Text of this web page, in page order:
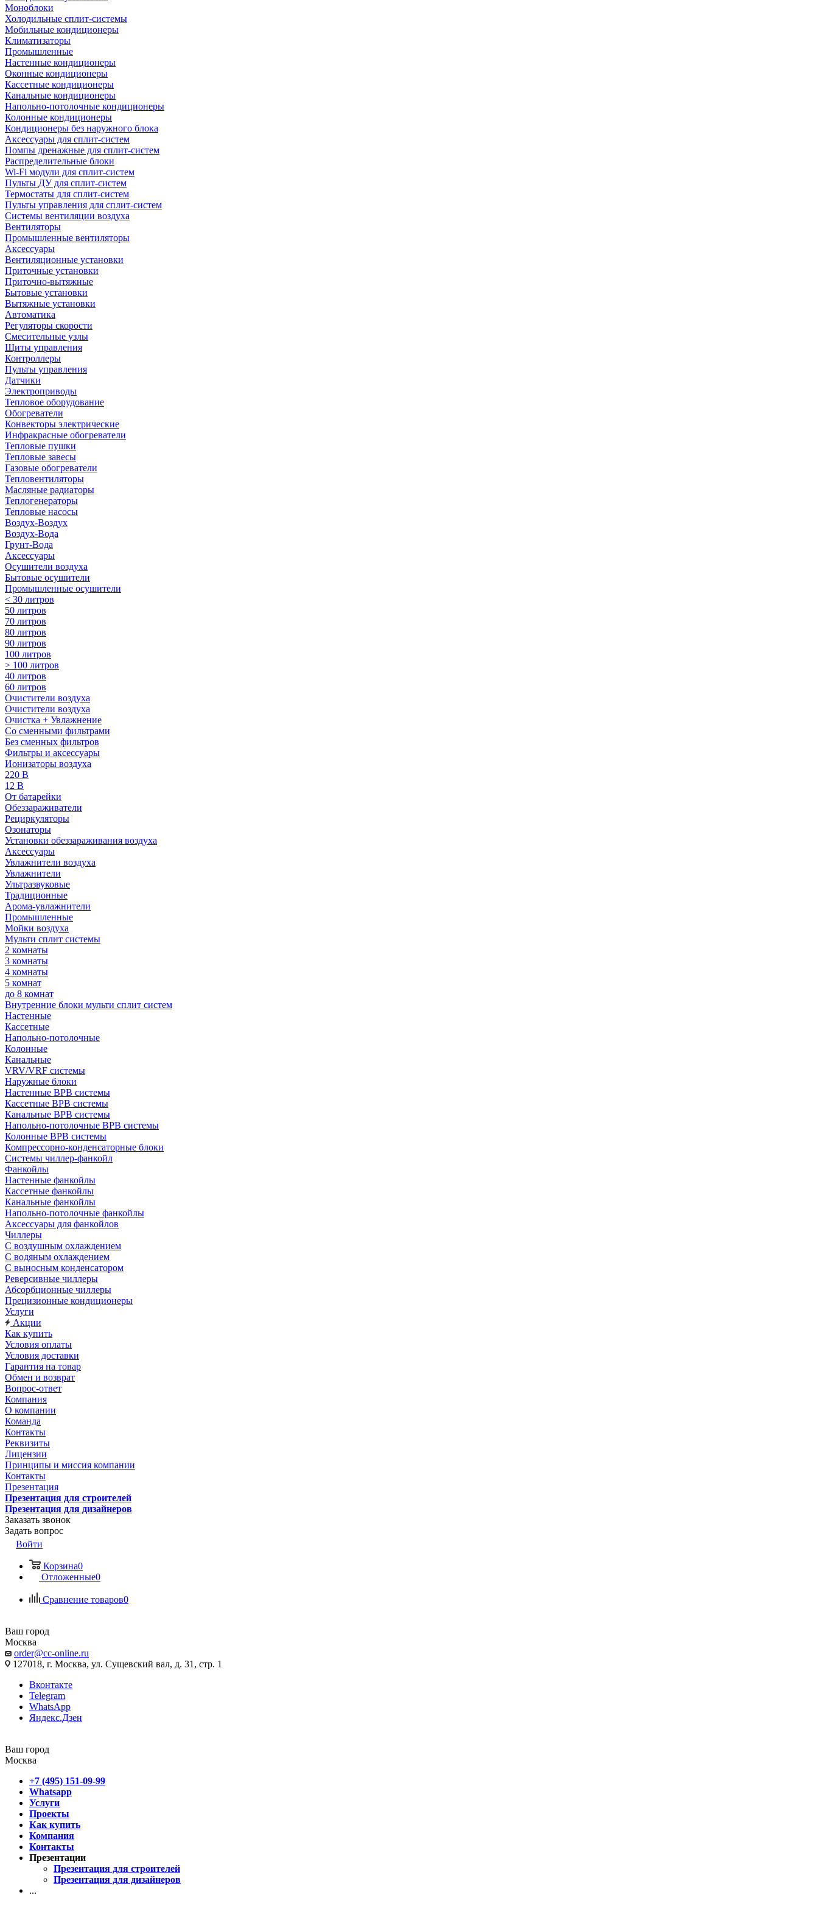
Моноблоки
Холодильные сплит-системы
Мобильные кондиционеры
Климатизаторы
Промышленные
Настенные кондиционеры
Оконные кондиционеры
Кассетные кондиционеры
Канальные кондиционеры
Напольно-потолочные кондиционеры
Колонные кондиционеры
Кондиционеры без наружного блока
Аксессуары для сплит-систем
Помпы дренажные для сплит-систем
Распределительные блоки
Wi-Fi модули для сплит-систем
Пульты ДУ для сплит-систем
Термостаты для сплит-систем
Пульты управления для сплит-систем
Системы вентиляции воздуха
Вентиляторы
Промышленные вентиляторы
Аксессуары
Вентиляционные установки
Приточные установки
Приточно-вытяжные
Бытовые установки
Вытяжные установки
Автоматика
Регуляторы скорости
Смесительные узлы
Щиты управления
Контроллеры
Пульты управления
Датчики
Электроприводы
Тепловое оборудование
Обогреватели
Конвекторы электрические
Инфракрасные обогреватели
Тепловые пушки
Тепловые завесы
Газовые обогреватели
Тепловентиляторы
Масляные радиаторы
Теплогенераторы
Тепловые насосы
Воздух-Воздух
Воздух-Вода
Грунт-Вода
Аксессуары
Осушители воздуха
Бытовые осушители
Промышленные осушители
< 30 литров
50 литров
70 литров
80 литров
90 литров
100 литров
> 100 литров
40 литров
60 литров
Очистители воздуха
Очистители воздуха
Очистка + Увлажнение
Cо сменными фильтрами
Без сменных фильтров
Фильтры и аксессуары
Ионизаторы воздуха
220 В
12 В
От батарейки
Обеззараживатели
Рециркуляторы
Озонаторы
Установки обеззараживания воздуха
Аксессуары
Увлажнители воздуха
Увлажнители
Ультразвуковые
Традиционные
Арома-увлажнители
Промышленные
Мойки воздуха
Мульти сплит системы
2 комнаты
3 комнаты
4 комнаты
5 комнат
до 8 комнат
Внутренние блоки мульти сплит систем
Настенные
Кассетные
Напольно-потолочные
Колонные
Канальные
VRV/VRF системы
Наружные блоки
Настенные ВРВ системы
Кассетные ВРВ системы
Канальные ВРВ системы
Напольно-потолочные ВРВ системы
Колонные ВРВ системы
Компрессорно-конденсаторные блоки
Системы чиллер-фанкойл
Фанкойлы
Настенные фанкойлы
Кассетные фанкойлы
Канальные фанкойлы
Напольно-потолочные фанкойлы
Аксессуары для фанкойлов
Чиллеры
С воздушным охлаждением
С водяным охлаждением
С выносным конденсатором
Реверсивные чиллеры
Абсорбционные чиллеры
Прецизионные кондиционеры
Услуги
Акции
Как купить
Условия оплаты
Условия доставки
Гарантия на товар
Обмен и возврат
Вопрос-ответ
Компания
О компании
Команда
Контакты
Реквизиты
Лицензии
Принципы и миссия компании
Контакты
Презентация
Презентация для строителей
Презентация для дизайнеров
Заказать звонок
Задать вопрос
Войти
Корзина0
Отложенные0
Сравнение товаров0
Ваш город
Москва
order@cc-online.ru
127018, г. Москва, ул. Сущевский вал, д. 31, стр. 1
Вконтакте
Telegram
WhatsApp
Яндекс.Дзен
Ваш город
Москва
+7 (495) 151-09-99
Whatsapp
Услуги
Проекты
Как купить
Компания
Контакты
Презентации
Презентация для строителей
Презентация для дизайнеров
...